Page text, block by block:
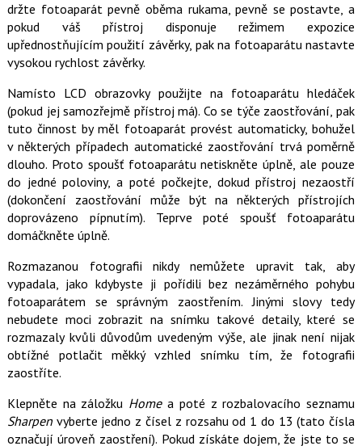
držte fotoaparát pevně oběma rukama, pevně se postavte, a
pokud váš přístroj disponuje režimem expozice
upřednostňujícím použití závěrky, pak na fotoaparátu nastavte
vysokou rychlost závěrky.
Namísto LCD obrazovky použijte na fotoaparátu hledáček
(pokud jej samozřejmě přístroj má). Co se týče zaostřování, pak
tuto činnost by měl fotoaparát provést automaticky, bohužel
v některých případech automatické zaostřování trvá poměrně
dlouho. Proto spoušť fotoaparátu netiskněte úplně, ale pouze
do jedné poloviny, a poté počkejte, dokud přístroj nezaostří
(dokončení zaostřování může být na některých přístrojích
doprovázeno pípnutím). Teprve poté spoušť fotoaparátu
domáčkněte úplně.
Rozmazanou fotografii nikdy nemůžete upravit tak, aby
vypadala, jako kdybyste ji pořídili bez nezáměrného pohybu
fotoaparátem se správným zaostřením. Jinými slovy tedy
nebudete moci zobrazit na snímku takové detaily, které se
rozmazaly kvůli důvodům uvedeným výše, ale jinak není nijak
obtížné potlačit měkký vzhled snímku tím, že fotografii
zaostříte.
Klepněte na záložku Homea poté z rozbalovacího seznamu
Sharpenvyberte jedno z čísel z rozsahu od 1 do 13 (tato čísla
označují úroveň zaostření). Pokud získáte dojem, že jste to se